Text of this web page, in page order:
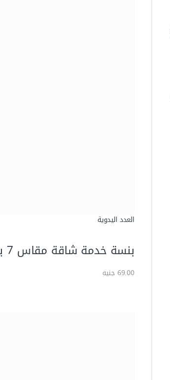
العدد اليدوية
بنسة خدمة شاقة مقاس 7 بوصة من اويوس – ALU715
69.00 جنيه